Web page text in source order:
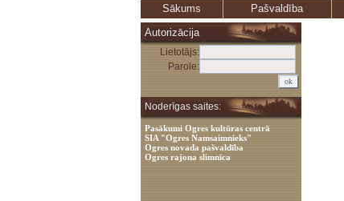
Sākums
Pašvaldība
Autorizācija
Lietotājs:
Parole:
Noderīgas saites:
Pasākumi Ogres kultūras centrā
SIA "Ogres Namsaimnieks"
Ogres novada pašvaldība
Ogres rajona slimnīca